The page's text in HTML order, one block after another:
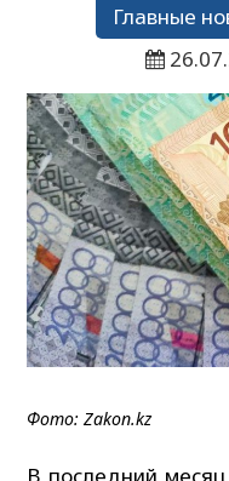
Главные
Фото: Zakon.kz